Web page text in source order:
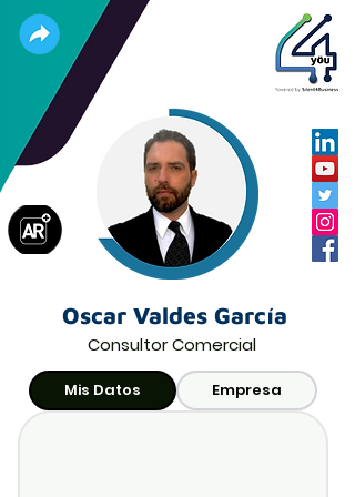
Oscar Valdes García
Consultor Comercial
Mis Datos Empresa